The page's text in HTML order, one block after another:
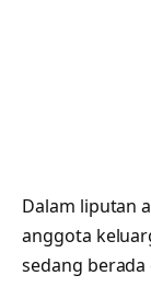
Dalam liputan
anggota
sedang